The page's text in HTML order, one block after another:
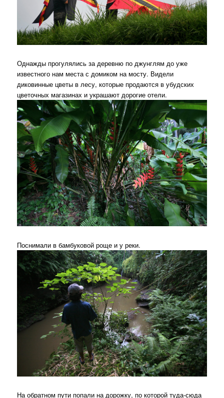
Однажды прогулялись за деревню по джунглям до уже
известного нам места с домиком на мосту. Видели
диковинные цветы в лесу, которые продаются в убудских
цветочных магазинах и украшают дорогие отели.
Поснимали в бамбуковой роще и у реки.
На обратном пути попали на дорожку, по которой туда-сюда